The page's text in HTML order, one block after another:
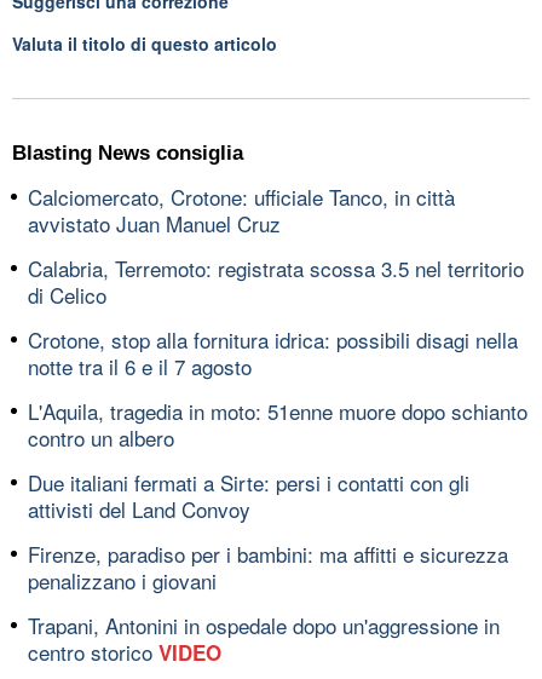
Valuta il titolo di questo articolo
Blasting News consiglia
Calciomercato, Crotone: ufficiale Tanco, in città
avvistato Juan Manuel Cruz
Calabria, Terremoto: registrata scossa 3.5 nel territorio
di Celico
Crotone, stop alla fornitura idrica: possibili disagi nella
notte tra il 6 e il 7 agosto
L'Aquila, tragedia in moto: 51enne muore dopo schianto
contro un albero
Due italiani fermati a Sirte: persi i contatti con gli
attivisti del Land Convoy
Firenze, paradiso per i bambini: ma affitti e sicurezza
penalizzano i giovani
Trapani, Antonini in ospedale dopo un'aggressione in
centro storico VIDEO